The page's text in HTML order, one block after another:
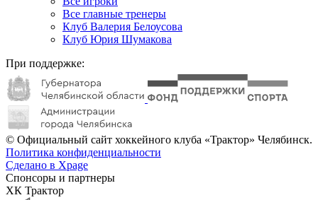
Все главные тренеры
Клуб Валерия Белоусова
Клуб Юрия Шумакова
При поддержке:
© Официальный сайт хоккейного клуба «Трактор» Челябинск.
Политика конфиденциальности
Сделано в Xpage
Спонсоры и партнеры
ХК Трактор